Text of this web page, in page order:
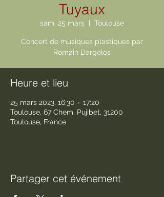
Tuyaux
sam. 25 mars Toulouse
Concert de musiques plastiques par
Romain Dargelos
Heure et lieu
25 mars 2023, 16:30 – 17:20
Toulouse, 67 Chem. Pujibet, 31200
Toulouse, France
Partager cet événement